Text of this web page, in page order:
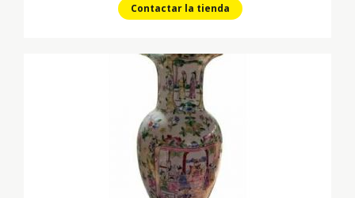
Contactar la tienda